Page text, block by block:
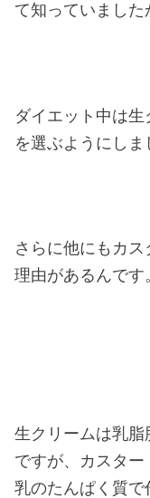
て知っていました
ダイエット中は
を選ぶようにしま
さらに他にもカ
理由があるんです
生クリームは乳
ですが、カスタ
乳のたんぱく質で